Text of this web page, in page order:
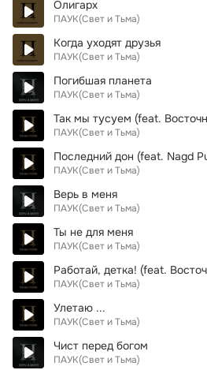
Олигарх
ПАУК(Свет и Тьма)
Когда уходят друзья
ПАУК(Свет и Тьма)
Погибшая планета
ПАУК(Свет и Тьма)
Так мы тусуем (feat.
ПАУК(Свет и Тьма)
Последний дон (feat. Nagd
ПАУК(Свет и Тьма)
Верь в меня
ПАУК(Свет и Тьма)
Ты не для меня
ПАУК(Свет и Тьма)
Работай, детка! (feat.
ПАУК(Свет и Тьма)
Улетаю ...
ПАУК(Свет и Тьма)
Чист перед богом
ПАУК(Свет и Тьма)